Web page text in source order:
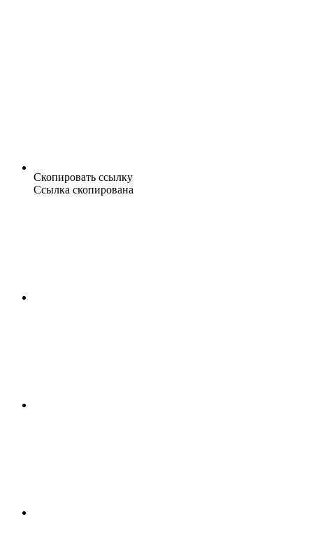
Скопировать ссылку
Ссылка скопирована